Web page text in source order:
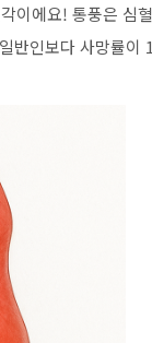
이에요! 통풍은 심
반인보다 사망률이